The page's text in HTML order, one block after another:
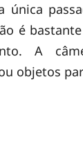
única
é
A
objetos